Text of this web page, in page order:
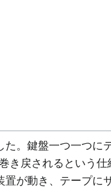
。鍵盤一つ一つに
き戻されるという
が動き、テープに